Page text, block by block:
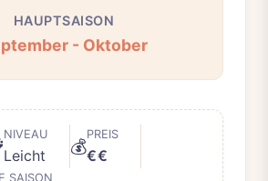
HAUPTSAISON
- Oktober
NIVEAU
Leicht 💰
PREIS
€€
SAISON